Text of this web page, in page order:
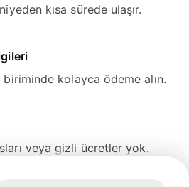
kısa sürede ulaşır.
kolayca ödeme alın.
veya gizli ücretler yok.